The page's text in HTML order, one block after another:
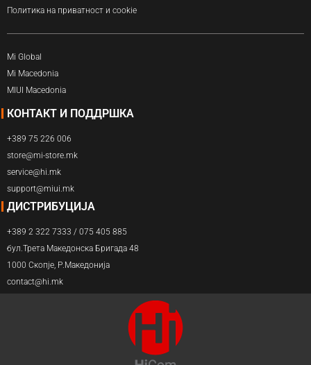
Политика на приватност и cookie
Mi Global
Mi Macedonia
MIUI Macedonia
КОНТАКТ И ПОДДРШКА
+389 75 226 006
store@mi-store.mk
service@hi.mk
support@miui.mk
ДИСТРИБУЦИЈА
+389 2 322 7333 / 075 405 885
бул.Трета Македонска Бригада 48
1000 Скопје, Р.Македонија
contact@hi.mk